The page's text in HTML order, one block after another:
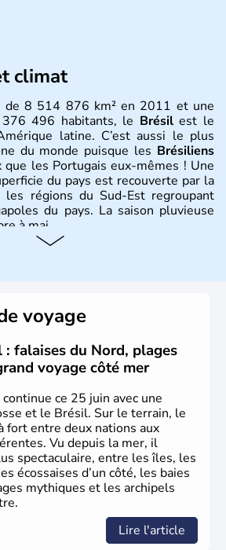
climat
de 8 514 876 km² en 2011 et une
496 habitants, le Brésilest le
latine. C’est aussi le plus
du monde puisque les Brésiliens
les Portugais eux-mêmes ! Une
du pays est recouverte par la
les régions du Sud-Est regroupant
du pays. La saison pluvieuse
à mai.
par le portugais Cabral en
siècle, de très nombreux esclaves
permis une large exploitation des
du pays.
voyage
: falaises du Nord, plages
voyage côté mer
ce 25 juin avec une
et le Brésil. Sur le terrain, le
fort entre deux nations aux
Vu depuis la mer, il
spectaculaire, entre les îles, les
écossaises d’un côté, les baies
mythiques et les archipels
Lire l'article